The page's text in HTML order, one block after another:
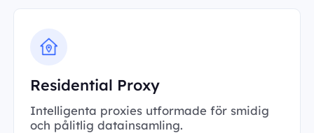
Residential Proxy
Intelligenta proxies utformade för smidig
och pålitlig datainsamling.